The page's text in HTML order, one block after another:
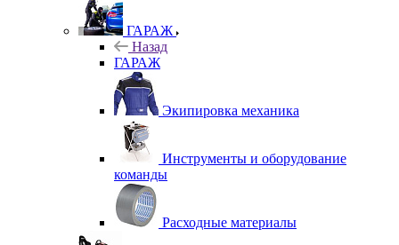
ГАРАЖ
Назад
ГАРАЖ
Экипировка механика
Инструменты и оборудование
команды
Расходные материалы